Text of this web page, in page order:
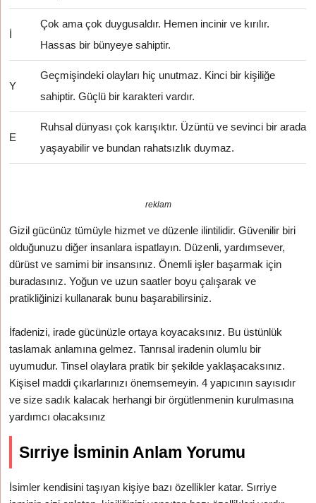
İ
Çok ama çok duygusaldır. Hemen incinir ve kırılır.
Hassas bir bünyeye sahiptir.
Y
Geçmişindeki olayları hiç unutmaz. Kinci bir kişiliğe
sahiptir. Güçlü bir karakteri vardır.
E
Ruhsal dünyası çok karışıktır. Üzüntü ve sevinci bir arada
yaşayabilir ve bundan rahatsızlık duymaz.
reklam
Gizil gücünüz tümüyle hizmet ve düzenle ilintilidir. Güvenilir biri
olduğunuzu diğer insanlara ispatlayın. Düzenli, yardımsever,
dürüst ve samimi bir insansınız. Önemli işler başarmak için
buradasınız. Yoğun ve uzun saatler boyu çalışarak ve
pratikliğinizi kullanarak bunu başarabilirsiniz.
İfadenizi, irade gücünüzle ortaya koyacaksınız. Bu üstünlük
taslamak anlamına gelmez. Tanrısal iradenin olumlu bir
uyumudur. Tinsel olaylara pratik bir şekilde yaklaşacaksınız.
Kişisel maddi çıkarlarınızı önemsemeyin. 4 yapıcının sayısıdır
ve size sadık kalacak herhangi bir örgütlenmenin kurulmasına
yardımcı olacaksınız
Sırriye İsminin Anlam Yorumu
İsimler kendisini taşıyan kişiye bazı özellikler katar. Sırriye